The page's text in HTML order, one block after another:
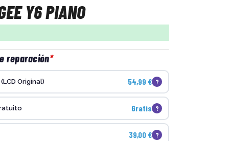
Y6 PIANO
reparación
Original) 54,99 € ?
Gratis ?
39,00 € ?